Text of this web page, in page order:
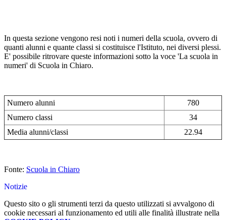
In questa sezione vengono resi noti i numeri della scuola, ovvero di
quanti alunni e quante classi si costituisce l'Istituto, nei diversi plessi.
E' possibile ritrovare queste informazioni sotto la voce 'La scuola in
numeri' di Scuola in Chiaro.
Numero alunni
780
Numero classi
34
Media alunni/classi
22.94
Fonte: Scuola in Chiaro
Notizie
Questo sito o gli strumenti terzi da questo utilizzati si avvalgono di
cookie necessari al funzionamento ed utili alle finalità illustrate nella